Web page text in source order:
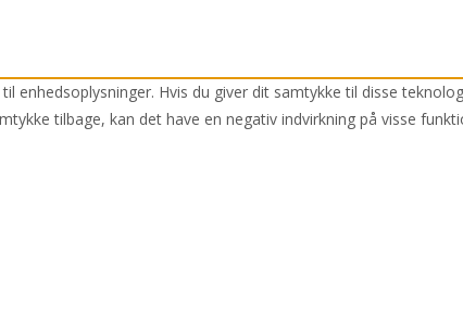
Hvis du giver dit samtykke til disse
tilbage, kan det have en negativ indvirkning på visse